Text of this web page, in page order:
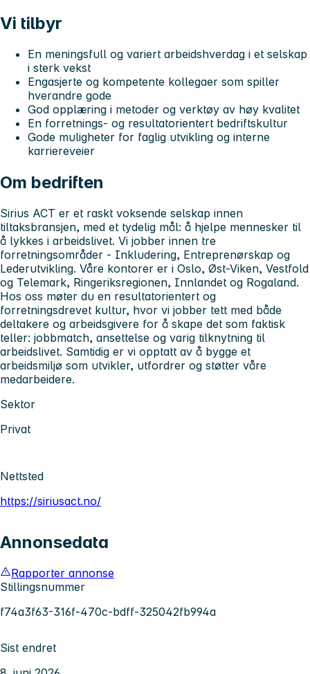
Vi tilbyr
En meningsfull og variert arbeidshverdag i et selskap
i sterk vekst
Engasjerte og kompetente kollegaer som spiller
hverandre gode
God opplæring i metoder og verktøy av høy kvalitet
En forretnings- og resultatorientert bedriftskultur
Gode muligheter for faglig utvikling og interne
karriereveier
Om bedriften
Sirius ACT er et raskt voksende selskap innen
tiltaksbransjen, med et tydelig mål: å hjelpe mennesker til
å lykkes i arbeidslivet. Vi jobber innen tre
forretningsområder - Inkludering, Entreprenørskap og
Lederutvikling. Våre kontorer er i Oslo, Øst-Viken, Vestfold
og Telemark, Ringeriksregionen, Innlandet og Rogaland.
Hos oss møter du en resultatorientert og
forretningsdrevet kultur, hvor vi jobber tett med både
deltakere og arbeidsgivere for å skape det som faktisk
teller: jobbmatch, ansettelse og varig tilknytning til
arbeidslivet. Samtidig er vi opptatt av å bygge et
arbeidsmiljø som utvikler, utfordrer og støtter våre
medarbeidere.
Sektor
Privat
Nettsted
https://siriusact.no/
Annonsedata
Rapporter annonse
Stillingsnummer
f74a3f63-316f-470c-bdff-325042fb994a
Sist endret